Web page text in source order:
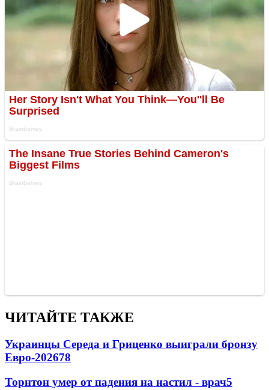
ЧИТАЙТЕ ТАКЖЕ
Украинцы Середа и Гриценко выиграли бронзу
Евро-202678
Торнтон умер от падения на настил - врач5